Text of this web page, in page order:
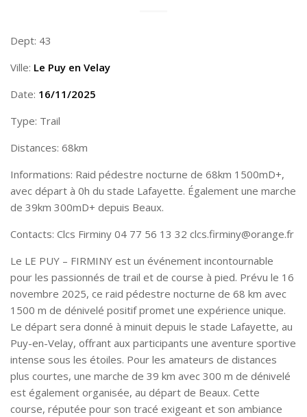
Dept: 43
Ville: Le Puy en Velay
Date: 16/11/2025
Type: Trail
Distances: 68km
Informations: Raid pédestre nocturne de 68km 1500mD+,
avec départ à 0h du stade Lafayette. Également une marche
de 39km 300mD+ depuis Beaux.
Contacts: Clcs Firminy 04 77 56 13 32 clcs.firminy@orange.fr
Le LE PUY – FIRMINY est un événement incontournable
pour les passionnés de trail et de course à pied. Prévu le 16
novembre 2025, ce raid pédestre nocturne de 68 km avec
1500 m de dénivelé positif promet une expérience unique.
Le départ sera donné à minuit depuis le stade Lafayette, au
Puy-en-Velay, offrant aux participants une aventure sportive
intense sous les étoiles. Pour les amateurs de distances
plus courtes, une marche de 39 km avec 300 m de dénivelé
est également organisée, au départ de Beaux. Cette
course, réputée pour son tracé exigeant et son ambiance